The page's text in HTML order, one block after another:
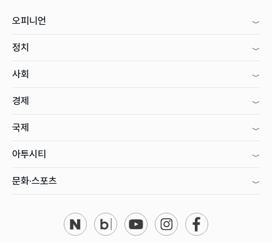
오피니언
정치
사회
경제
국제
아투시티
문화·스포츠